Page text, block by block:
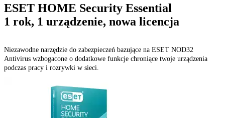
ESET HOME Security Essential
1 rok, 1 urządzenie, nowa licencja
Niezawodne narzędzie do zabezpieczeń bazujące na ESET NOD32
Antivirus wzbogacone o dodatkowe funkcje chroniące twoje urządzenia
podczas pracy i rozrywki w sieci.